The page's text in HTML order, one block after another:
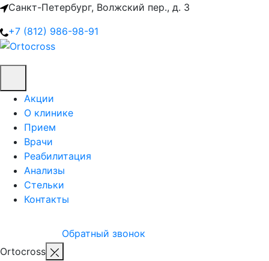
Санкт-Петербург, Волжский пер., д. 3
+7 (812) 986-98-91
Акции
О клинике
Прием
Врачи
Реабилитация
Анализы
Стельки
Контакты
Обратный звонок
Ortocross